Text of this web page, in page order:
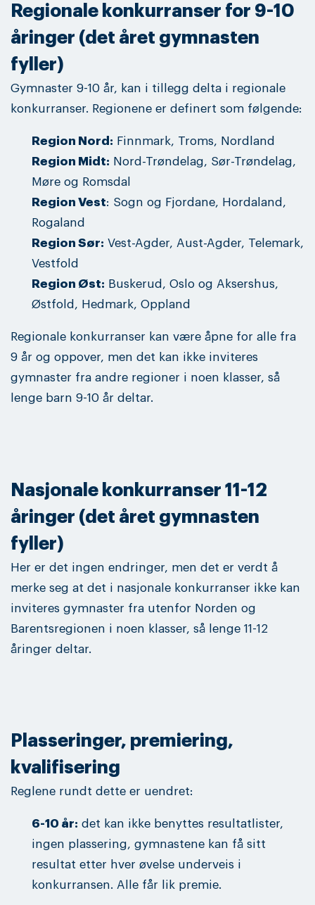
Regionale konkurranser for 9-10
åringer (det året gymnasten
fyller)
Gymnaster 9-10 år, kan i tillegg delta i regionale
konkurranser. Regionene er definert som følgende:
Region Nord: Finnmark, Troms, Nordland
Region Midt: Nord-Trøndelag, Sør-Trøndelag,
Møre og Romsdal
Region Vest: Sogn og Fjordane, Hordaland,
Rogaland
Region Sør: Vest-Agder, Aust-Agder, Telemark,
Vestfold
Region Øst: Buskerud, Oslo og Aksershus,
Østfold, Hedmark, Oppland
Regionale konkurranser kan være åpne for alle fra
9 år og oppover, men det kan ikke inviteres
gymnaster fra andre regioner i noen klasser, så
lenge barn 9-10 år deltar.
Nasjonale konkurranser 11-12
åringer (det året gymnasten
fyller)
Her er det ingen endringer, men det er verdt å
merke seg at det i nasjonale konkurranser ikke kan
inviteres gymnaster fra utenfor Norden og
Barentsregionen i noen klasser, så lenge 11-12
åringer deltar.
Plasseringer, premiering,
kvalifisering
Reglene rundt dette er uendret:
6-10 år: det kan ikke benyttes resultatlister,
ingen plassering, gymnastene kan få sitt
resultat etter hver øvelse underveis i
konkurransen. Alle får lik premie.